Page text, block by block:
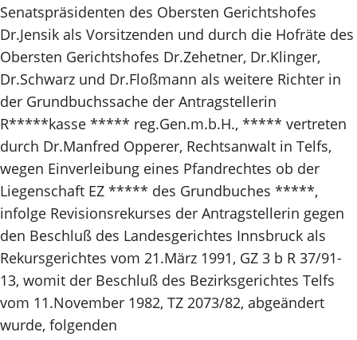
Senatspräsidenten des Obersten Gerichtshofes
Dr.Jensik als Vorsitzenden und durch die Hofräte des
Obersten Gerichtshofes Dr.Zehetner, Dr.Klinger,
Dr.Schwarz und Dr.Floßmann als weitere Richter in
der Grundbuchssache der Antragstellerin
R*****kasse ***** reg.Gen.m.b.H., ***** vertreten
durch Dr.Manfred Opperer, Rechtsanwalt in Telfs,
wegen Einverleibung eines Pfandrechtes ob der
Liegenschaft EZ ***** des Grundbuches *****,
infolge Revisionsrekurses der Antragstellerin gegen
den Beschluß des Landesgerichtes Innsbruck als
Rekursgerichtes vom 21.März 1991, GZ 3 b R 37/91-
13, womit der Beschluß des Bezirksgerichtes Telfs
vom 11.November 1982, TZ 2073/82, abgeändert
wurde, folgenden